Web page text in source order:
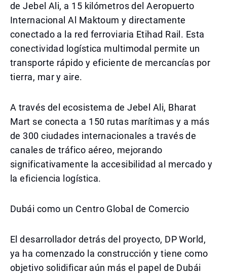
de Jebel Ali, a 15 kilómetros del Aeropuerto
Internacional Al Maktoum y directamente
conectado a la red ferroviaria Etihad Rail. Esta
conectividad logística multimodal permite un
transporte rápido y eficiente de mercancías por
tierra, mar y aire.
A través del ecosistema de Jebel Ali, Bharat
Mart se conecta a 150 rutas marítimas y a más
de 300 ciudades internacionales a través de
canales de tráfico aéreo, mejorando
significativamente la accesibilidad al mercado y
la eficiencia logística.
Dubái como un Centro Global de Comercio
El desarrollador detrás del proyecto, DP World,
ya ha comenzado la construcción y tiene como
objetivo solidificar aún más el papel de Dubái